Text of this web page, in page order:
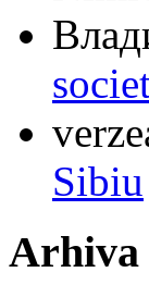
Sibiu
Arhiva